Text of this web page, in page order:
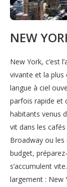
NEW
New York, c’est
vivante et la plus
langue à ciel
parfois rapide et
habitants venus
vit dans les
Broadway ou les
budget,
s’accumulent
largement : New